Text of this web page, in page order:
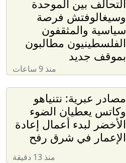
التحالف بين الموحدة
وسيغالوفتش فرصة
سياسية والمثقفون
الفلسطينيون مطالبون
بموقف جديد
منذ 9 ساعات
مصادر عبرية: نتنياهو
وكاتس يعطيان الضوء
الأخضر لبدء أعمال إعادة
الإعمار في شرق رفح
منذ 13 دقيقة